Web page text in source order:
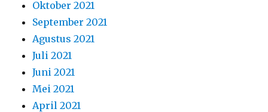
Oktober 2021
September 2021
Agustus 2021
Juli 2021
Juni 2021
Mei 2021
April 2021